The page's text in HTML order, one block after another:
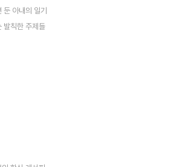
둔 아내의 일기
발칙한 주제들